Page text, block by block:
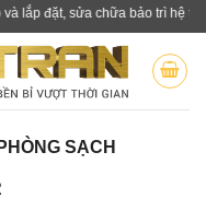
đặt, sửa chữa bảo trì hệ thống
PHÒNG SẠCH